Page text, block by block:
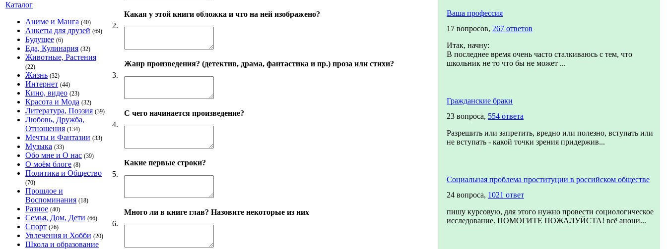
Каталог
Аниме и Манга (40)
Анкеты для друзей (69)
Будущее (6)
Еда, Кулинария (32)
Животные, Растения
(22)
Жизнь (32)
Интернет (44)
Кино, видео (23)
Красота и Мода (32)
Литература, Поэзия (39)
Любовь, Дружба,
Отношения (134)
Мечты и Фантазии (33)
Музыка (33)
Обо мне и О нас (39)
О моём блоге (8)
Политика и Общество
(70)
Прошлое и
Воспоминания (18)
Разное (40)
Семья, Дом, Дети (66)
Спорт (26)
Увлечения и Хобби (20)
Школа и образование
2.
Какая у этой книги обложка и что на ней изображено?
3.
Жанр произведения? (детектив, драма, фантастика и пр.) проза или стихи?
4.
С чего начинается произведение?
5.
Какие первые строки?
6.
Много ли в книге глав? Назовите некоторые из них
Ваша профессия
17 вопросов, 267 ответов
Итак, начну:
В последнее время очень часто сталкиваюсь с тем, что
школьник не то что бы не может ...
Гражданские браки
23 вопроса, 554 ответа
Разрешить или запретить, вредно или полезно, вступать или
не вступать - какой точки зрения придержив...
Социальная проблема проституции в российском обществе
24 вопроса, 1021 ответ
пишу курсовую, для этого нужно провести социологическое
исследование. ПОМОГИТЕ ПОЖАЛУЙСТА! всё анони...